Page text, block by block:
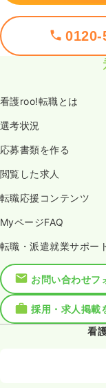
0120-
看護roo!転職とは
選考状況
応募書類を作る
閲覧した求人
転職応援コンテンツ
MyページFAQ
転職・派遣就業サポー
お問い合わせフ
採用・求人掲載
看